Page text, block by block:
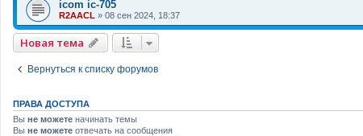
icom ic-705
R2AACL » 08 сен 2024, 18:37
Новая тема
Вернуться к списку форумов
ПРАВА ДОСТУПА
Вы не можете начинать темы
Вы не можете отвечать на сообщения